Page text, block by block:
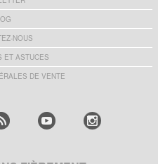
NOUS
ET ASTUCES
DE VENTE